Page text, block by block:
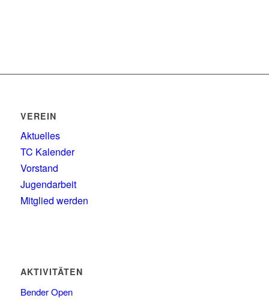
VEREIN
Aktuelles
TC Kalender
Vorstand
Jugendarbeit
Mitglied werden
AKTIVITÄTEN
Bender Open